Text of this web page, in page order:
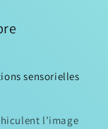
sensorielles
l’image